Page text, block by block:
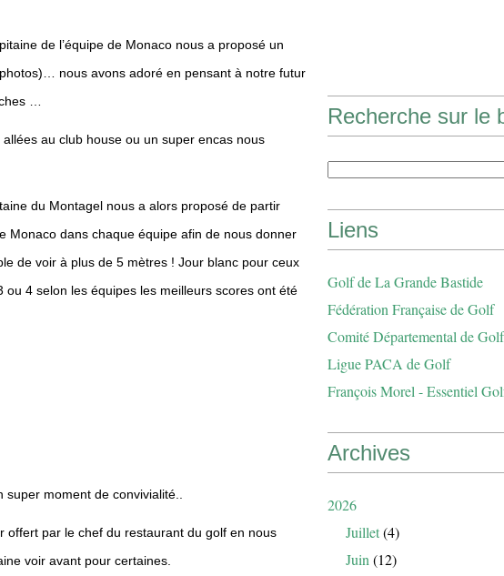
de l’équipe de Monaco nous a proposé un
nous avons adoré en pensant à notre futur
…
au club house ou un super encas nous
du Montagel nous a alors proposé de partir
Monaco dans chaque équipe afin de nous donner
de voir à plus de 5 mètres ! Jour blanc pour ceux
4 selon les équipes les meilleurs scores ont été
moment de convivialité..
offert par le chef du restaurant du golf en nous
voir avant pour certaines.
Recherche sur le
Liens
Golf de La Grande Bastide
Fédération Française de Golf
Comité Départemental de
Ligue PACA de Golf
François Morel - Essentiel
Archives
2026
Juillet(4)
Juin (12)